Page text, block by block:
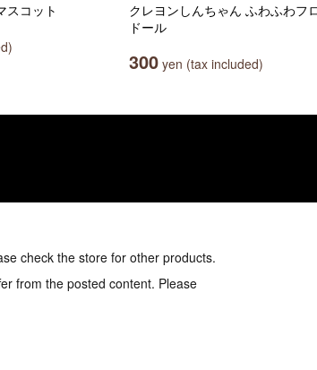
スコット
クレヨンしんちゃん ふわふわフ
ドール
300 yen (tax included)
check the store for other products.
from the posted content. Please